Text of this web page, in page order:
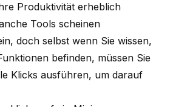
Produktivität erheblich
Tools scheinen
doch selbst wenn Sie wissen,
befinden, müssen Sie
Klicks ausführen, um darauf